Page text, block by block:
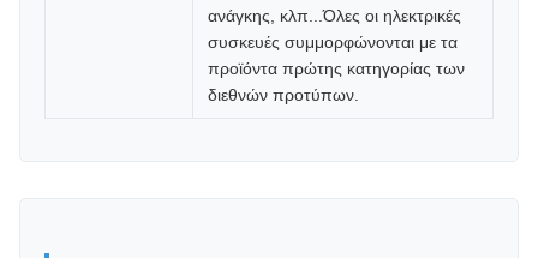
ανάγκης, κλπ...Όλες οι ηλεκτρικές
συσκευές συμμορφώνονται με τα
προϊόντα πρώτης κατηγορίας των
διεθνών προτύπων.